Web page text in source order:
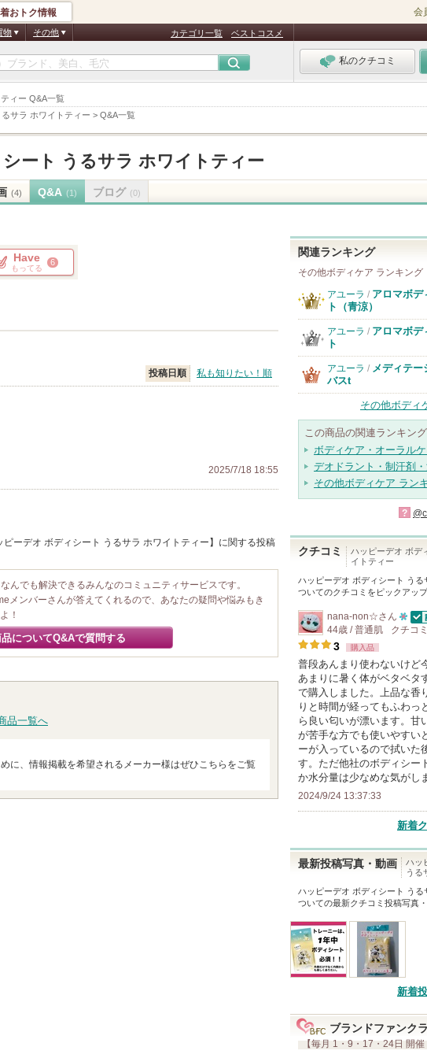
ィー Q&A一覧
サラ ホワイトティー > Q&A一覧
おトク情報 会
物 その他 カテゴリ一覧 ベストコスメ
私のクチコミ
ート うるサラ ホワイトティー
(4) Q&A (1) ブログ (0)
Have
もってる
6
投稿日順 私も知りたい！順
2025/7/18 18:55
ーデオ ボディシート うるサラ ホワイトティー】に関する投稿
んでも解決できるみんなのコミュニティサービスです。
メンバーさんが答えてくれるので、あなたの疑問や悩みもき
！
についてQ&Aで質問する
品一覧へ
に、情報掲載を希望されるメーカー様はぜひこちらをご覧
関連ランキング
その他ボディケア ランキング
アユーラ / アロマボデ
ト（青涼）
アユーラ / アロマボデ
ト
アユーラ / メディテー
バスt
その他ボディ
この商品の関連ランキング
ボディケア・オーラル
デオドラント・制汗剤
その他ボディケア ラン
?
クチコミ
ハッピーデオ ボデ
イトティー
ハッピーデオ ボディシート うる
ついてのクチコミをピックアップ
nana-non☆さん
10
以
上
の
メ
ン
バ
ー
お
に
入
り
て
ま
す
認
44歳 / 普通肌 クチコ
3 購入品
普段あんまり使わないけど
あまりに暑く体がベタベタ
で購入しました。上品な香
りと時間が経ってもふわっ
ら良い匂いが漂います。甘
が苦手な方でも使いやすい
ーが入っているので拭いた
す。ただ他社のボディシー
か水分量は少なめな気がし
2024/9/24 13:37:33
新着
最新投稿写真・動画
ハッ
うる
ハッピーデオ ボディシート うる
ついての最新クチコミ投稿写真
新着
ブランドファンク
【毎月 1・9・17・24日 開催